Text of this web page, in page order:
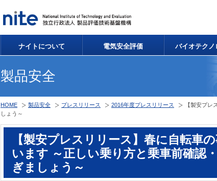
ナイトについて 電気安全評価 バイオテクノ
製品安全
HOME 製品安全 プレスリリース 2016年度プレスリリース
【製安プ
しょう～
【製安プレスリリース】春に自転車
います ～正しい乗り方と乗車前確認
ぎましょう～